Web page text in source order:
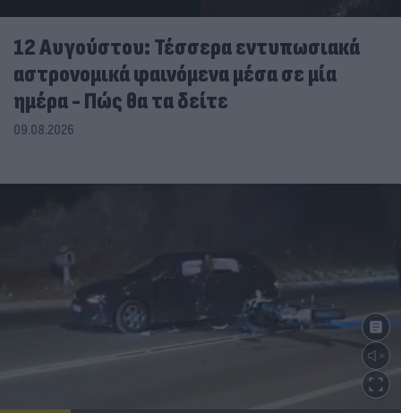
12 Αυγούστου: Τέσσερα εντυπωσιακά
αστρονομικά φαινόμενα μέσα σε μία
ημέρα - Πώς θα τα δείτε
09.08.2026